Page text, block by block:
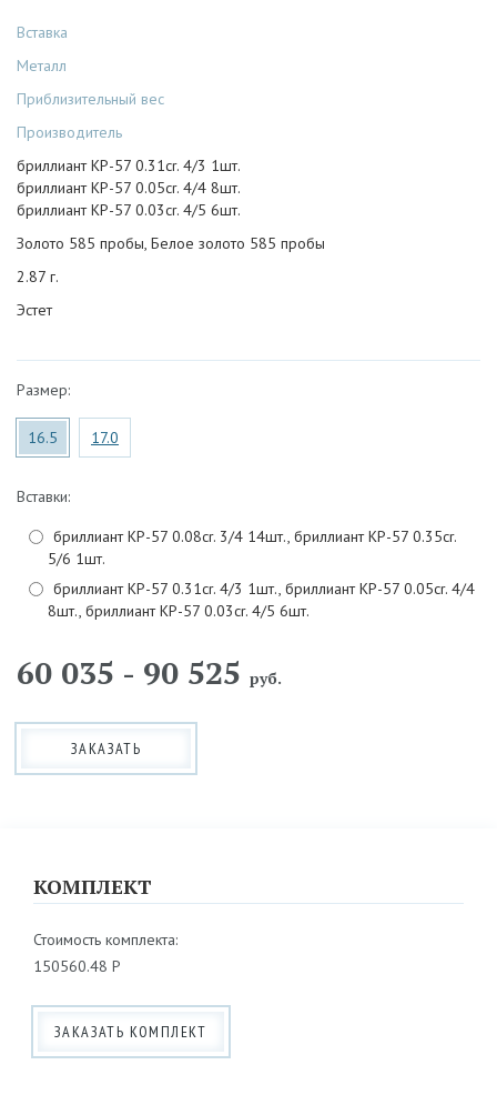
Вставка
Металл
Приблизительный вес
Производитель
бриллиант КР-57 0.31cr. 4/3 1шт.
бриллиант КР-57 0.05cr. 4/4 8шт.
бриллиант КР-57 0.03cr. 4/5 6шт.
Золото 585 пробы, Белое золото 585 пробы
2.87 г.
Эстет
Размер:
16.5 17.0
Вставки:
бриллиант КР-57 0.08cr. 3/4 14шт., бриллиант КР-57 0.35cr.
5/6 1шт.
бриллиант КР-57 0.31cr. 4/3 1шт., бриллиант КР-57 0.05cr. 4/4
8шт., бриллиант КР-57 0.03cr. 4/5 6шт.
60 035 - 90 525 руб.
ЗАКАЗАТЬ
КОМПЛЕКТ
Стоимость комплекта:
150560.48 Р
ЗАКАЗАТЬ КОМПЛЕКТ